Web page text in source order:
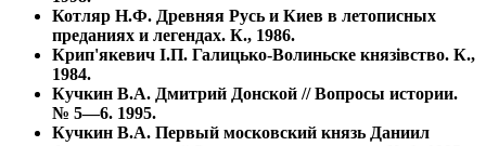
Котляр Н.Ф. Древняя Русь и Киев в летописных
преданиях и легендах. К., 1986.
Крип'якевич I.П. Галицько-Волиньске князiвство. К.,
1984.
Кучкин В.А. Дмитрий Донской // Вопросы истории.
№ 5—6. 1995.
Кучкин В.А. Первый московский князь Даниил